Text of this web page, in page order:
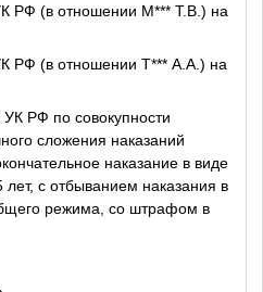
РФ (в отношении М*** Т.В.) на
РФ (в отношении Т*** А.А.) на
РФ по совокупности
сложения наказаний
наказание в виде
с отбыванием наказания в
режима, со штрафом в